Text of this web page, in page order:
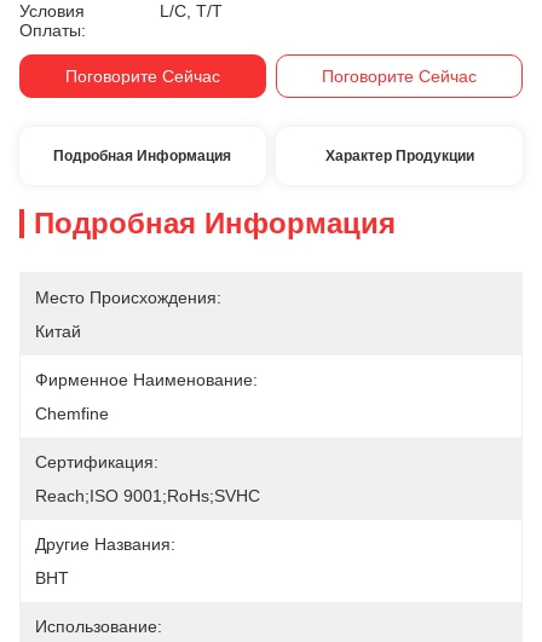
Условия
Оплаты:
L/C, T/T
Поговорите Сейчас Поговорите Сейчас
Подробная Информация Характер Продукции
Подробная Информация
Место Происхождения:
Китай
Фирменное Наименование:
Chemfine
Сертификация:
Reach;ISO 9001;RoHs;SVHC
Другие Названия:
BHT
Использование: